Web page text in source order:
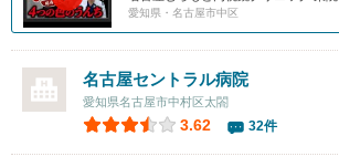
愛知県・名古屋市中区
名古屋セントラル病院
愛知県名古屋市中村区太閤
3.62 32件